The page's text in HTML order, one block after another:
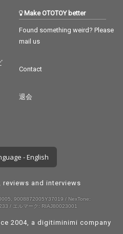
Make OTOTOY better
Found something weird? Please
mail us
Contact
退会
- English
and interviews
9008872005Y37019 / NexTone:
/ エルマーク: RIAJ80023001
2004, a digitiminimi company